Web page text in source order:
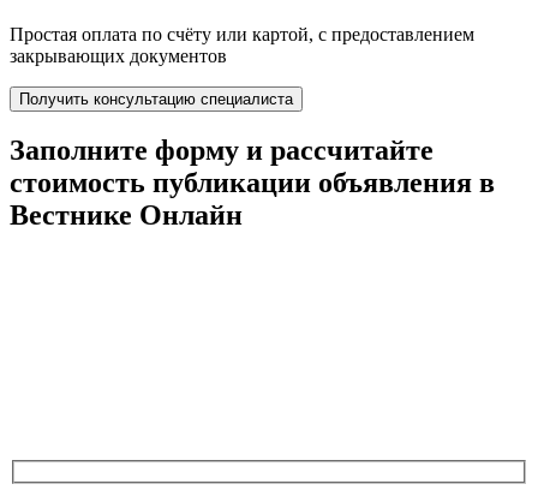
Простая оплата по счёту или картой, с предоставлением
закрывающих документов
Получить консультацию специалиста
Заполните форму и рассчитайте
стоимость публикации объявления в
Вестнике Онлайн